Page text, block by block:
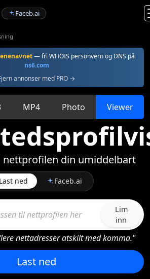
Faceb.ai
— fri WHOIS personvern og DNS på
ns6.com
annonser med PRO →
MP4 Photo Viewer
nettprofilen din umiddelbart
Last ned Faceb.ai
Lim
inn
nettadresser atskilt med komma."
Last ned